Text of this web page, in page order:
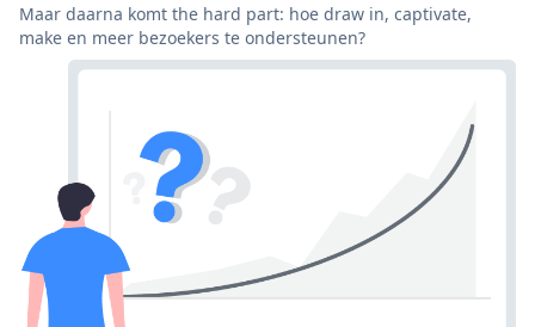
Maar daarna komt the hard part: hoe draw in, captivate,
make en meer bezoekers te ondersteunen?